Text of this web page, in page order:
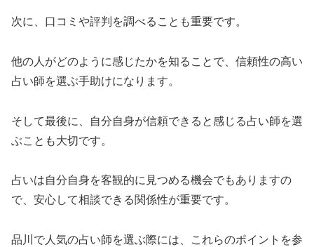
次に、口コミや評判を調べることも重要です。
他の人がどのように感じたかを知ることで、信頼性の高い
占い師を選ぶ手助けになります。
そして最後に、自分自身が信頼できると感じる占い師を選
ぶことも大切です。
占いは自分自身を客観的に見つめる機会でもありますの
で、安心して相談できる関係性が重要です。
品川で人気の占い師を選ぶ際には、これらのポイントを参